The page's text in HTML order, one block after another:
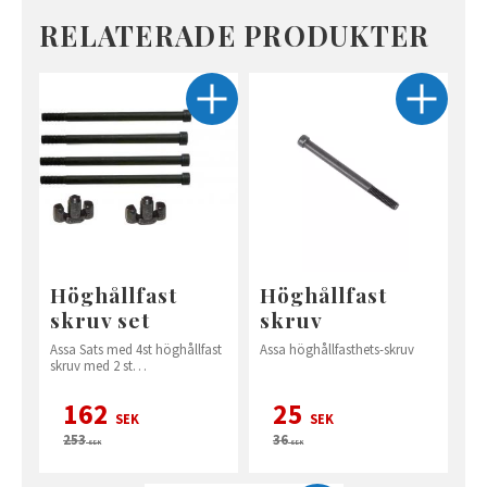
RELATERADE PRODUKTER
Höghållfast
skruv set
Assa Sats med 4st höghållfast
skruv med 2 st
162 SEK
253SEK
Höghållfast
skruv
Assa höghållfasthets-skruv
25 SEK
36SEK